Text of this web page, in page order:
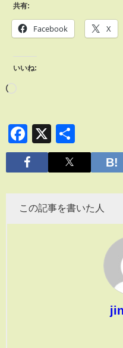
共有:
Facebook X
いいね:
Facebook
X
有
この記事を書いた人